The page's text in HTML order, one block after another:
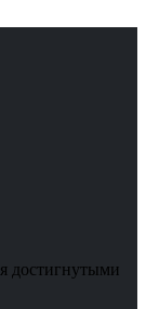
достигнутыми